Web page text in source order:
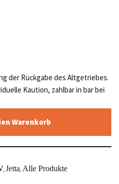
der Rückgabe des Altgetriebes.
Kaution, zahlbar in bar bei
Warenkorb
Jetta Alle Produkte